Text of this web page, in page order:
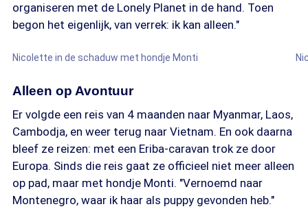
organiseren met de Lonely Planet in de hand. Toen
begon het eigenlijk, van verrek: ik kan alleen."Bron: Eigen foto
Nicolette in de schaduw met hondje Monti
Alleen op Avontuur
Er volgde een reis van 4 maanden naar Myanmar, Laos,
Cambodja, en weer terug naar Vietnam. En ook daarna
bleef ze reizen: met een Eriba-caravan trok ze door
Europa. Sinds die reis gaat ze officieel niet meer alleen
op pad, maar met hondje Monti. "Vernoemd naar
Montenegro, waar ik haar als puppy gevonden heb."